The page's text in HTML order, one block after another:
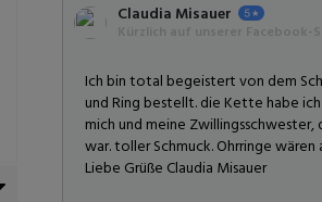
Claudia Misauer
Ich bin total begeistert von dem
und Ring bestellt. die Kette habe
mich und meine
war. toller Schmuck. Ohrringe
Liebe Grüße Claudia Misauer